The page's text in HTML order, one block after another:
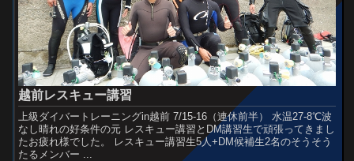
越前レスキュー講習
上級ダイバートレーニングin越前 7/15-16（連休前半） 水温27-8℃波
なし晴れの好条件の元 レスキュー講習とDM講習生で頑張ってきまし
たお疲れ様でした。 レスキュー講習生5人+DM候補生2名のそうそう
たるメンバー ...